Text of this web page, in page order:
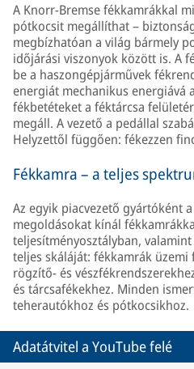
A Knorr-Bremse fékkamrákkal
pótkocsit megállíthat –
megbízhatóan a világ bármely
időjárási viszonyok között is. A
be a haszongépjárművek
energiát mechanikus energiává
fékbetéteket a féktárcsa
megáll. A vezető a pedállal
Helyzettől függően: fékezzen
Fékkamra – a teljes
Az egyik piacvezető gyártóként
megoldásokat kínál
teljesítményosztályban,
teljes skáláját: fékkamrák
rögzítő- és
és tárcsafékekhez. Minden
teherautókhoz és pótkocsikhoz.
Adatátvitel a YouTube felé